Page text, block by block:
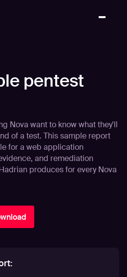
pentest
Nova want to know what they'll
of a test. This sample report
for a web application
and remediation
produces for every Nova